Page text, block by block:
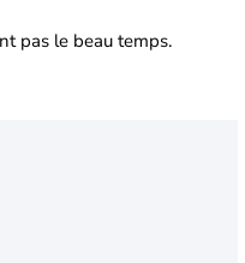
pas le beau temps.